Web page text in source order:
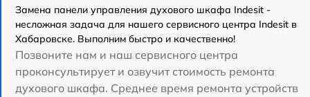
Замена панели управления духового шкафа Indesit -
несложная задача для нашего сервисного центра Indesit в
Хабаровске. Выполним быстро и качественно!
Позвоните нам и наш сервисного центра
проконсультирует и озвучит стоимость ремонта
духового шкафа. Среднее время ремонта устройств